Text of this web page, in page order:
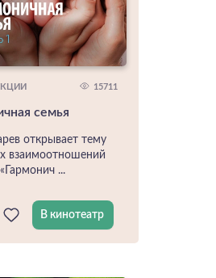
15711
семья
открывает тему
взаимоотношений
...
В кинотеатр